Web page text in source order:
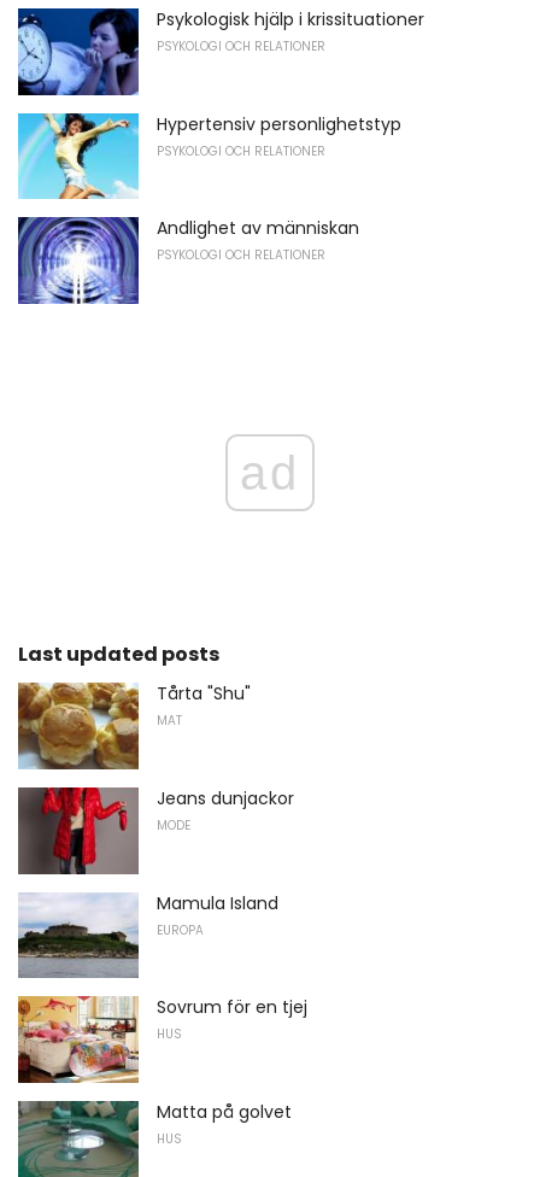
Psykologisk hjälp i krissituationer
PSYKOLOGI OCH RELATIONER
Hypertensiv personlighetstyp
PSYKOLOGI OCH RELATIONER
Andlighet av människan
PSYKOLOGI OCH RELATIONER
ad
Last updated posts
Tårta "Shu"
MAT
Jeans dunjackor
MODE
Mamula Island
EUROPA
Sovrum för en tjej
HUS
Matta på golvet
HUS